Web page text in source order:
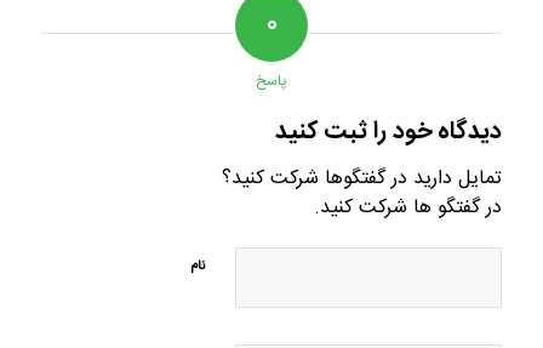
۰
پاسخ
دیدگاه خود را ثبت کنید
تمایل دارید در گفتگوها شرکت کنید؟
در گفتگو ها شرکت کنید.
نام